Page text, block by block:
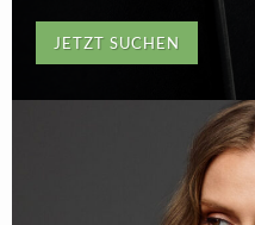
JETZT SUCHEN